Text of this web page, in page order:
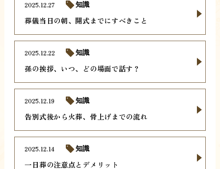
葬儀当日の朝、開式までにすべきこと
2025.12.27 知識
孫の挨拶、いつ、どの場面で話す？
2025.12.22 知識
告別式後から火葬、骨上げまでの流れ
2025.12.19 知識
一日葬の注意点とデメリット
2025.12.14 知識